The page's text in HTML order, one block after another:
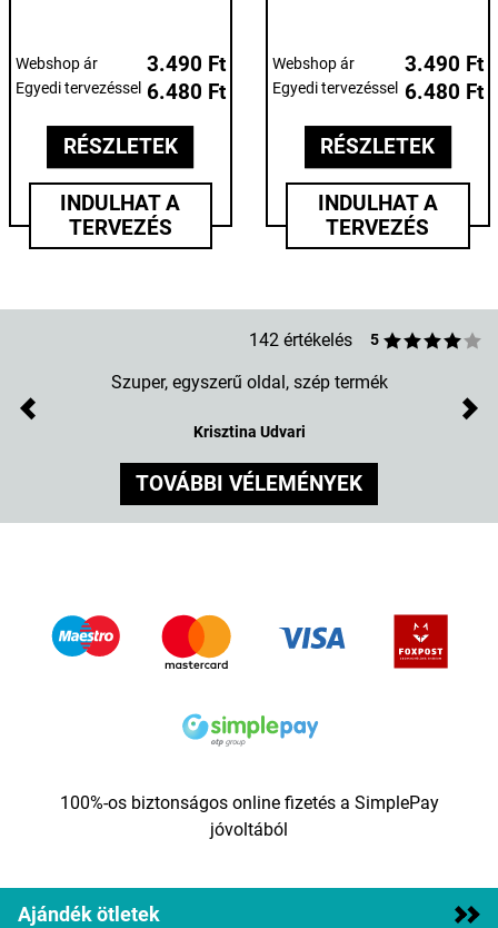
Webshop ár 3.490 Ft
Egyedi tervezéssel 6.480 Ft
RÉSZLETEK
INDULHAT A
TERVEZÉS
Webshop ár 3.490 Ft
Egyedi tervezéssel 6.480 Ft
RÉSZLETEK
INDULHAT A
TERVEZÉS
142 értékelés 5
Szuper, egyszerű oldal, szép termék
Krisztina Udvari
Previous
TOVÁBBI VÉLEMÉNYEK
100%-os biztonságos online fizetés a SimplePay
jóvoltából
Ajándék ötletek